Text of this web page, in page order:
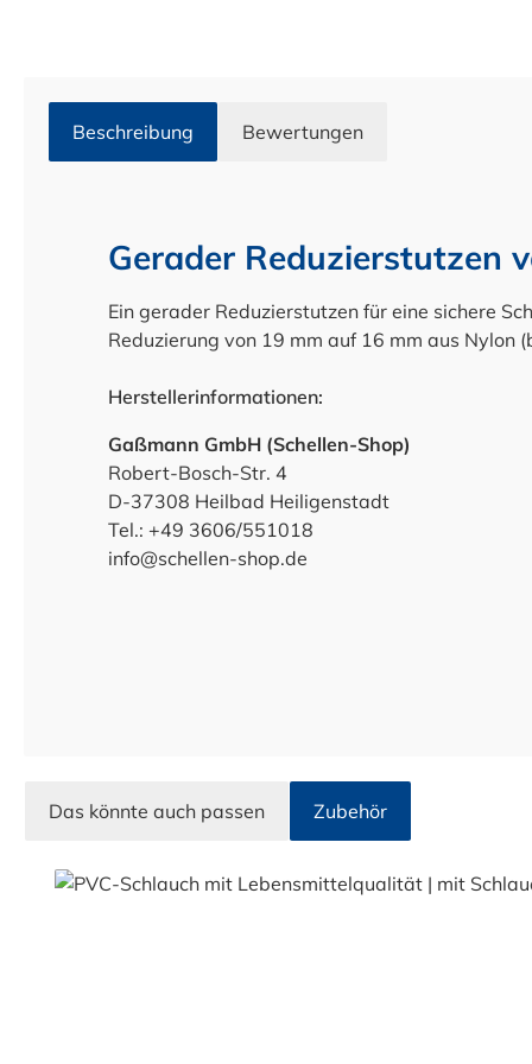
Beschreibung Bewertungen
Gerader Reduzierstutzen
Ein gerader Reduzierstutzen für eine sichere
Reduzierung von 19 mm auf 16 mm aus Nylon
Herstellerinformationen:
Gaßmann GmbH (Schellen-Shop)
Robert-Bosch-Str. 4
D-37308 Heilbad Heiligenstadt
Tel.: +49 3606/551018
info@schellen-shop.de
Das könnte auch passen Zubehör
Produktgalerie überspringen